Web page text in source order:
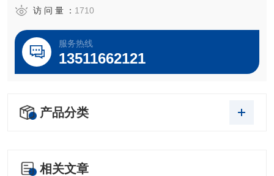
访 问 量 ： 1710
服务热线
13511662121
产品分类
相关文章